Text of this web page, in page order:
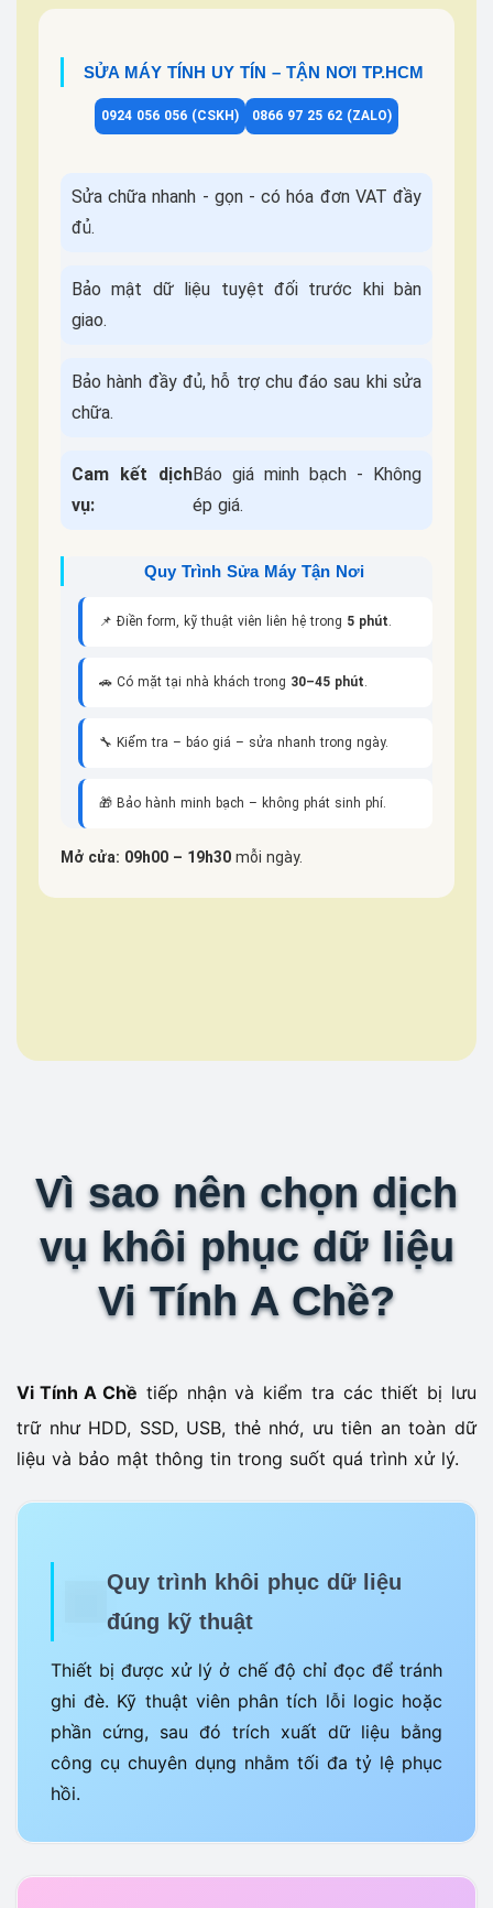
SỬA MÁY TÍNH UY TÍN – TẬN NƠI TP.HCM
0924 056 056 (CSKH) 0866 97 25 62 (ZALO)
Sửa chữa nhanh - gọn - có hóa đơn VAT đầy
đủ.
Bảo mật dữ liệu tuyệt đối trước khi bàn
giao.
Bảo hành đầy đủ, hỗ trợ chu đáo sau khi sửa
chữa.
Cam kết dịch
vụ:
Báo giá minh bạch - Không
ép giá.
Quy Trình Sửa Máy Tận Nơi
📌 Điền form, kỹ thuật viên liên hệ trong 5 phút.
🚗 Có mặt tại nhà khách trong 30–45 phút.
🔧 Kiểm tra – báo giá – sửa nhanh trong ngày.
🎁 Bảo hành minh bạch – không phát sinh phí.
Mở cửa: 09h00 – 19h30 mỗi ngày.
Vì sao nên chọn dịch
vụ khôi phục dữ liệu
Vi Tính A Chề?
Vi Tính A Chề tiếp nhận và kiểm tra các thiết bị lưu
trữ như HDD, SSD, USB, thẻ nhớ, ưu tiên an toàn dữ
liệu và bảo mật thông tin trong suốt quá trình xử lý.
Quy trình khôi phục dữ liệu
đúng kỹ thuật
Thiết bị được xử lý ở chế độ chỉ đọc để tránh
ghi đè. Kỹ thuật viên phân tích lỗi logic hoặc
phần cứng, sau đó trích xuất dữ liệu bằng
công cụ chuyên dụng nhằm tối đa tỷ lệ phục
hồi.